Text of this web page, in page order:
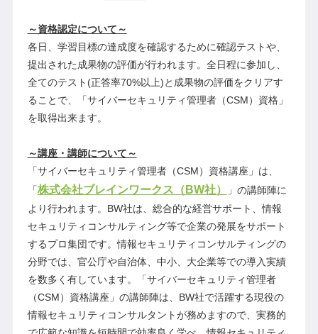
～資格認定について～
各日、学習目標の達成度を確認するために確認テストや、
提出された成果物の評価が行われます。全日程に参加し、
全てのテスト(正答率70%以上)と成果物の評価をクリアす
ることで、「サイバーセキュリティ管理者（CSM）資格」
を取得出来ます。
～講座・講師について～
「サイバーセキュリティ管理者（CSM）資格講座」は、
「株式会社ブレインワークス（BW社）
」の講師陣に
より行われます。BW社は、総合的な経営サポート、情報
セキュリティコンサルティング等で企業の発展をサポート
するプロ集団です。情報セキュリティコンサルティングの
分野では、官公庁や自治体、中小、大企業等での導入実績
を数多く有しています。「サイバーセキュリティ管理者
（CSM）資格講座」の講師陣は、BW社で活躍する現役の
情報セキュリティコンサルタントが務めますので、実務的